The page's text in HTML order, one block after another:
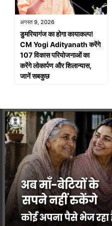
अगस्त 9, 2026
डुमरियागंज का होगा कायाकल्प!
CM Yogi Adityanath करेंगे
107 विकास परियोजनाओं का
करेंगे लोकार्पण और शिलान्यास,
जानें सबकुछ